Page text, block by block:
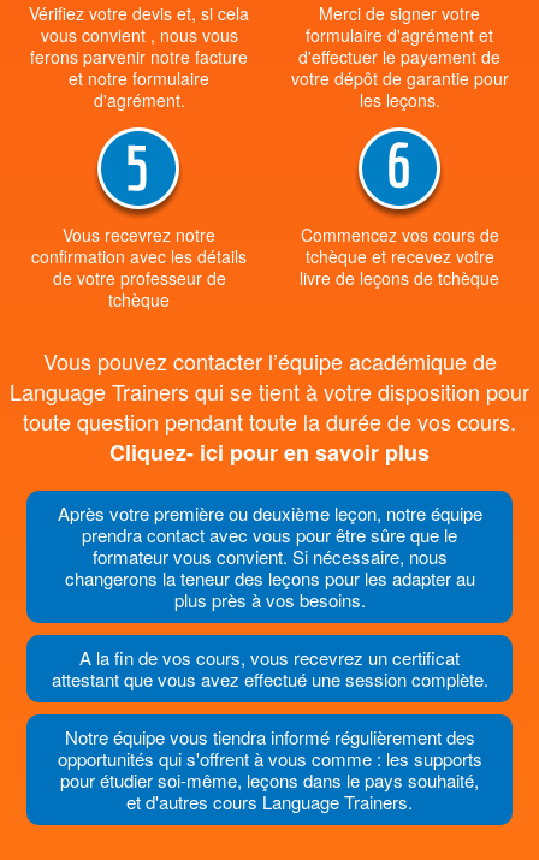
Vérifiez votre devis et, si cela
vous convient , nous vous
ferons parvenir notre facture
et notre formulaire
d'agrément.
Merci de signer votre
formulaire d'agrément et
d'effectuer le payement de
votre dépôt de garantie pour
les leçons.
Vous recevrez notre
confirmation avec les détails
de votre professeur de
tchèque
Commencez vos cours de
tchèque et recevez votre
livre de leçons de tchèque
Vous pouvez contacter l’équipe académique de
Language Trainers qui se tient à votre disposition pour
toute question pendant toute la durée de vos cours.
Cliquez- ici pour en savoir plus
Après votre première ou deuxième leçon, notre équipe
prendra contact avec vous pour être sûre que le
formateur vous convient. Si nécessaire, nous
changerons la teneur des leçons pour les adapter au
plus près à vos besoins.
A la fin de vos cours, vous recevrez un certificat
attestant que vous avez effectué une session complète.
Notre équipe vous tiendra informé régulièrement des
opportunités qui s'offrent à vous comme : les supports
pour étudier soi-même, leçons dans le pays souhaité,
et d'autres cours Language Trainers.